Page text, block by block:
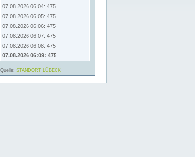
07.08.2026 06:04: 475
07.08.2026 06:05: 475
07.08.2026 06:06: 475
07.08.2026 06:07: 475
07.08.2026 06:08: 475
07.08.2026 06:09: 475
Quelle: STANDORT LÜBECK